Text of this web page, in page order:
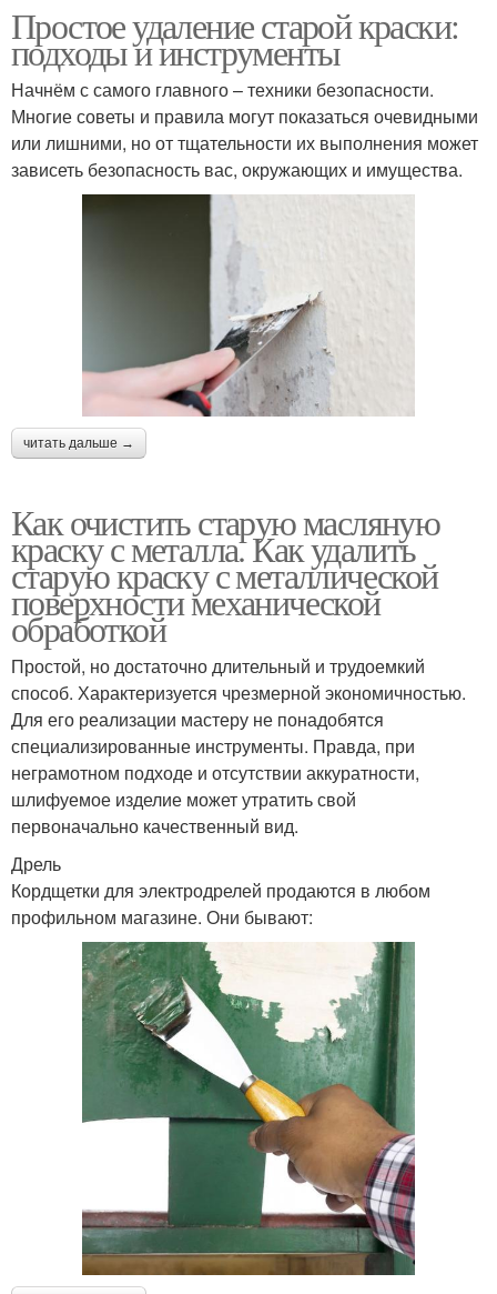
Простое удаление старой краски:
подходы и инструменты
Начнём с самого главного – техники безопасности.
Многие советы и правила могут показаться очевидными
или лишними, но от тщательности их выполнения может
зависеть безопасность вас, окружающих и имущества.
читать дальше →
Как очистить старую масляную
краску с металла. Как удалить
старую краску с металлической
поверхности механической
обработкой
Простой, но достаточно длительный и трудоемкий
способ. Характеризуется чрезмерной экономичностью.
Для его реализации мастеру не понадобятся
специализированные инструменты. Правда, при
неграмотном подходе и отсутствии аккуратности,
шлифуемое изделие может утратить свой
первоначально качественный вид.
Дрель
Кордщетки для электродрелей продаются в любом
профильном магазине. Они бывают: